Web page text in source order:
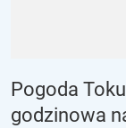
Pogoda
godzinowa